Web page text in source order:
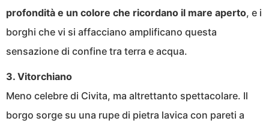
profondità e un colore che ricordano il mare aperto, e i
borghi che vi si affacciano amplificano questa
sensazione di confine tra terra e acqua.
3. Vitorchiano
Meno celebre di Civita, ma altrettanto spettacolare. Il
borgo sorge su una rupe di pietra lavica con pareti a